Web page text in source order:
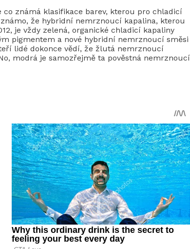
známá klasifikace barev, kterou pro chladicí
že hybridní nemrznoucí kapalina, kterou
je vždy zelená, organické chladicí kapaliny
pigmentem a nové hybridní nemrznoucí směsi
lidé dokonce vědí, že žlutá nemrznoucí
modrá je samozřejmě ta pověstná nemrznoucí